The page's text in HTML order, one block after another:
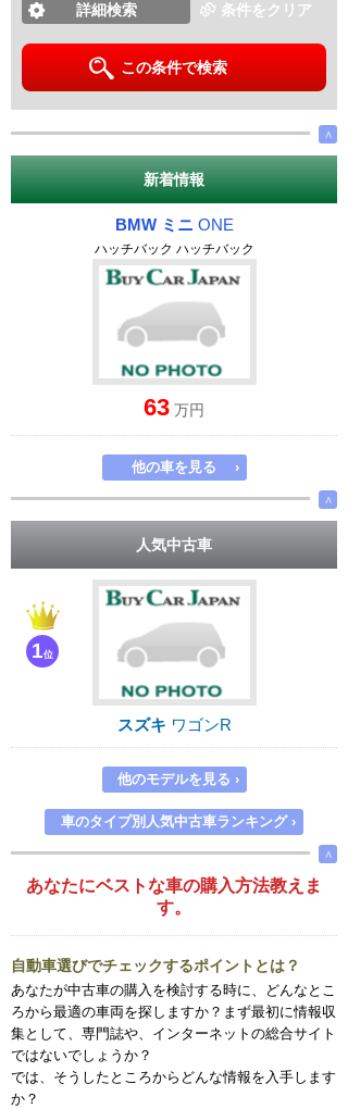
条件をクリア
詳細検索
この条件で検索
∧
新着情報
BMW ミニ ONE
ハッチバック ハッチバック
63 万円
他の車を見る ›
∧
人気中古車
1位
スズキ ワゴンR
他のモデルを見る ›
車のタイプ別人気中古車ランキング ›
∧
あなたにベストな車の購入方法教えま
す。
自動車選びでチェックするポイントとは？
あなたが中古車の購入を検討する時に、どんなとこ
ろから最適の車両を探しますか？まず最初に情報収
集として、専門誌や、インターネットの総合サイト
ではないでしょうか？
では、そうしたところからどんな情報を入手します
か？